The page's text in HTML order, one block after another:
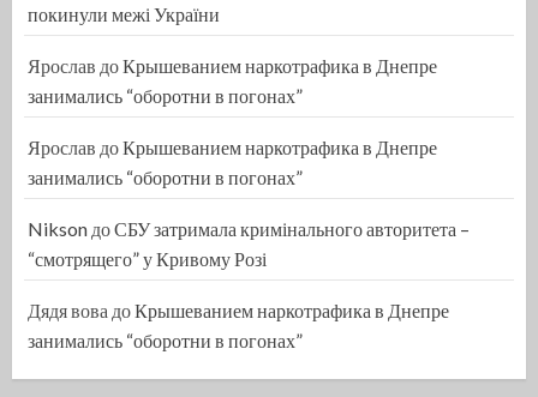
покинули межі України
Ярослав доКрышеванием наркотрафика в Днепре
занимались “оборотни в погонах”
Ярослав доКрышеванием наркотрафика в Днепре
занимались “оборотни в погонах”
Nikson доСБУ затримала кримінального авторитета –
“смотрящего” у Кривому Розі
Дядя вова доКрышеванием наркотрафика в Днепре
занимались “оборотни в погонах”